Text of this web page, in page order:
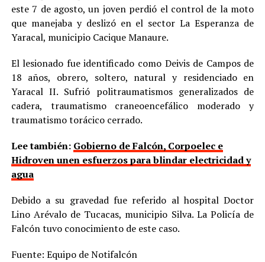
este 7 de agosto, un joven perdió el control de la moto
que manejaba y deslizó en el sector La Esperanza de
Yaracal, municipio Cacique Manaure.
El lesionado fue identificado como Deivis de Campos de
18 años, obrero, soltero, natural y residenciado en
Yaracal II. Sufrió politraumatismos generalizados de
cadera, traumatismo craneoencefálico moderado y
traumatismo torácico cerrado.
Lee también: Gobierno de Falcón, Corpoelec e
Hidroven unen esfuerzos para blindar electricidad y
agua
Debido a su gravedad fue referido al hospital Doctor
Lino Arévalo de Tucacas, municipio Silva. La Policía de
Falcón tuvo conocimiento de este caso.
Fuente: Equipo de Notifalcón